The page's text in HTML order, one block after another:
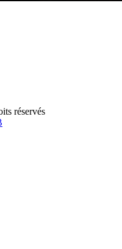
réservés